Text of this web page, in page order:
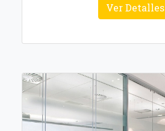
Ver Detalles